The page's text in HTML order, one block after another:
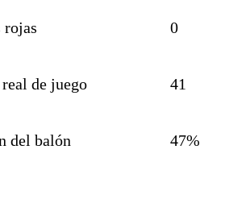
rojas 0
de juego 41
del balón 47%